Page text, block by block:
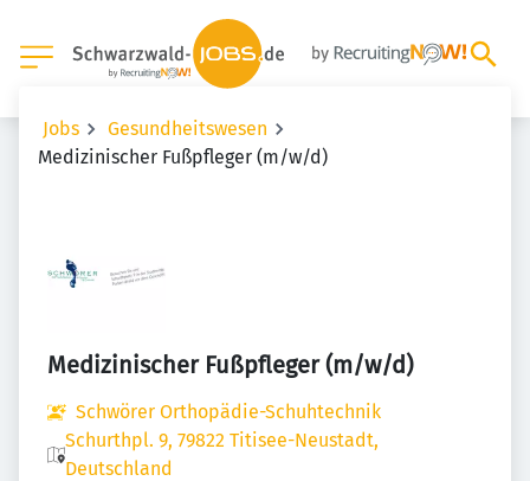
Jobs
Gesundheitswesen
Medizinischer Fußpfleger (m/w/d)
Medizinischer Fußpfleger (m/w/d)
Schwörer Orthopädie-Schuhtechnik
Schurthpl. 9, 79822 Titisee-Neustadt,
Deutschland